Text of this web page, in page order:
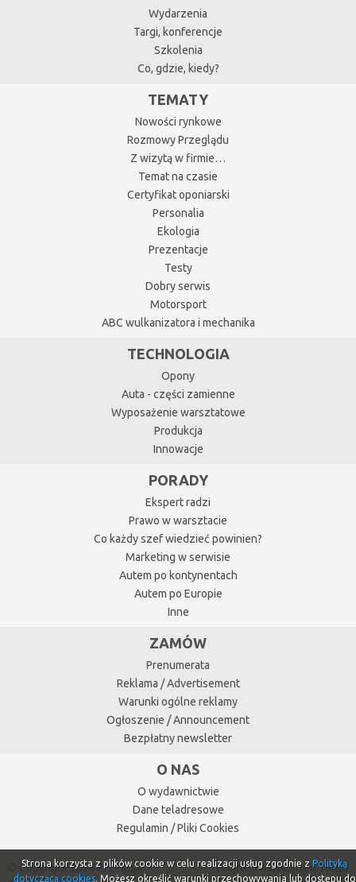
Wydarzenia
Targi, konferencje
Szkolenia
Co, gdzie, kiedy?
TEMATY
Nowości rynkowe
Rozmowy Przeglądu
Z wizytą w firmie…
Temat na czasie
Certyfikat oponiarski
Personalia
Ekologia
Prezentacje
Testy
Dobry serwis
Motorsport
ABC wulkanizatora i mechanika
TECHNOLOGIA
Opony
Auta - części zamienne
Wyposażenie warsztatowe
Produkcja
Innowacje
PORADY
Ekspert radzi
Prawo w warsztacie
Co każdy szef wiedzieć powinien?
Marketing w serwisie
Autem po kontynentach
Autem po Europie
Inne
ZAMÓW
Prenumerata
Reklama / Advertisement
Warunki ogólne reklamy
Ogłoszenie / Announcement
Bezpłatny newsletter
O NAS
O wydawnictwie
Dane teladresowe
Regulamin / Pliki Cookies
© Copyright 2026 Przegląd
Projektowanie stron Toruń
Strona korzysta z plików cookie w celu realizacji usług zgodnie z Polityką
dotyczącą cookies. Możesz określić warunki przechowywania lub dostępu do